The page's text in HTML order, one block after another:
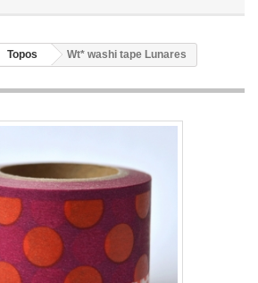
Topos Wt* washi tape Lunares